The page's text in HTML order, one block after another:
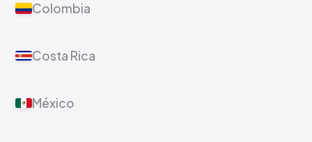
Colombia
Costa Rica
México